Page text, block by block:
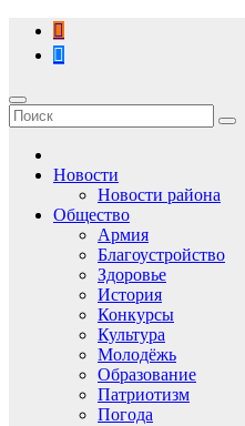
Перейти
содержимому
Новости
Новости района
Общество
Армия
Благоустройство
Здоровье
История
Конкурсы
Культура
Молодёжь
Образование
Патриотизм
Погода